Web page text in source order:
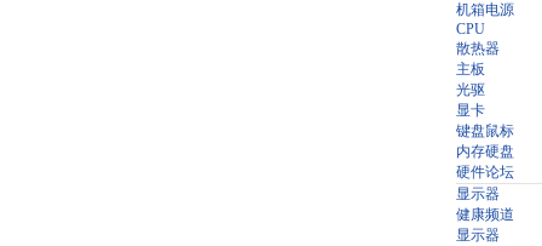
机箱电源
CPU
散热器
主板
光驱
显卡
键盘鼠标
内存硬盘
硬件论坛
显示器
健康频道
显示器